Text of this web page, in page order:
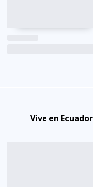
Vive en Ecuador